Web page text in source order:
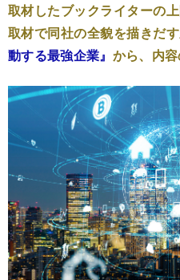
取材したブックライターの
取材で同社の全貌を描きだ
動する最強企業』 から、内容